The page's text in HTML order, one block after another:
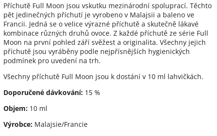
Příchutě Full Moon jsou vskutku mezinárodní spoluprací. Těchto
pět jedinečných příchutí je vyrobeno v Malajsii a baleno ve
Francii. Jedná se o velice výrazné příchutě a skutečně lákavé
kombinace různých druhů ovoce. Z každé příchutě ze série Full
Moon na první pohled září svěžest a originalita. Všechny jejich
příchutě jsou vyráběny podle nejpřísnějších hygienických
podmínek pro uvedení na trh.
Všechny příchutě Full Moon jsou k dostání v 10 ml lahvičkách.
Doporučené dávkování: 15 %
Objem: 10 ml
Výrobce: Malajsie/Francie